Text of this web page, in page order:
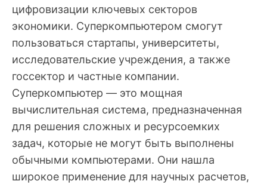
цифровизации ключевых секторов
экономики. Суперкомпьютером смогут
пользоваться стартапы, университеты,
исследовательские учреждения, а также
госсектор и частные компании.
Суперкомпьютер — это мощная
вычислительная система, предназначенная
для решения сложных и ресурсоемких
задач, которые не могут быть выполнены
обычными компьютерами. Они нашла
широкое применение для научных расчетов,